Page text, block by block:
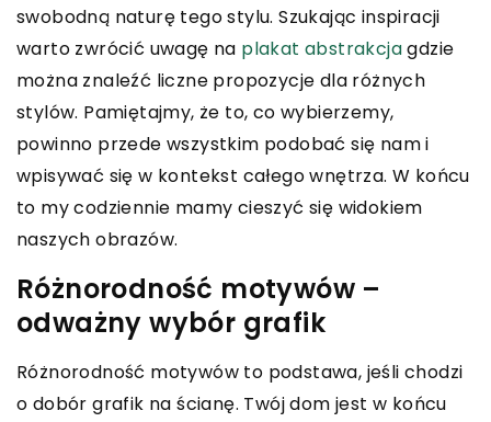
swobodną naturę tego stylu. Szukając inspiracji
warto zwrócić uwagę na plakat abstrakcjagdzie
można znaleźć liczne propozycje dla różnych
stylów. Pamiętajmy, że to, co wybierzemy,
powinno przede wszystkim podobać się nam i
wpisywać się w kontekst całego wnętrza. W końcu
to my codziennie mamy cieszyć się widokiem
naszych obrazów.
Różnorodność motywów –
odważny wybór grafik
Różnorodność motywów to podstawa, jeśli chodzi
o dobór grafik na ścianę. Twój dom jest w końcu